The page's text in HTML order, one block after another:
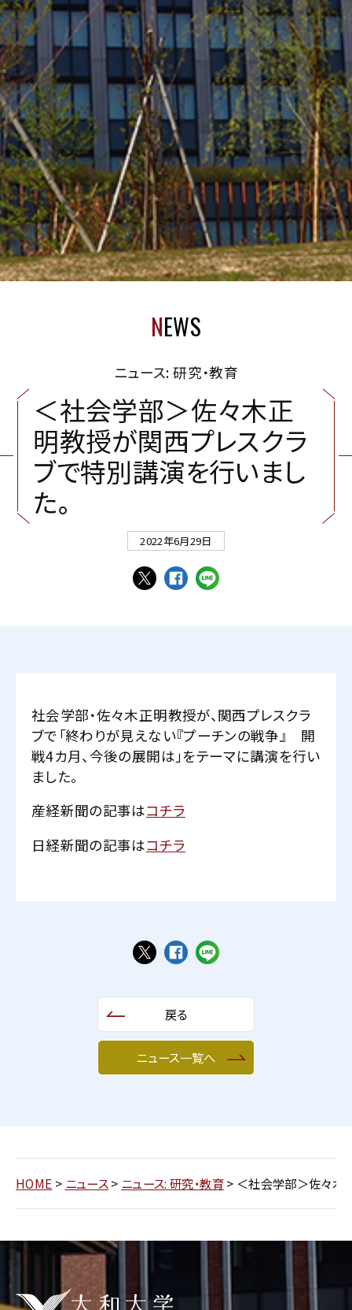
NEWS
ニュース: 研究・教育
＜社会学部＞佐々木正
明教授が関西プレスクラ
ブで特別講演を行いまし
た。
2022年6月29日
社会学部・佐々木正明教授が、関西プレスクラ
ブで「終わりが見えない『プーチンの戦争』 開
戦4カ月、今後の展開は」をテーマに講演を行い
ました。
産経新聞の記事はコチラ
日経新聞の記事はコチラ
戻る
ニュース一覧へ
HOME > ニュース> ニュース: 研究・教育> ＜社会学部＞佐々木